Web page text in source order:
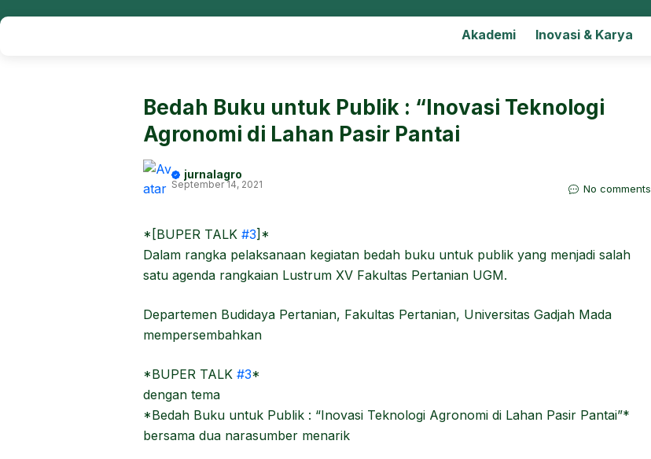
Akademi Inovasi & Karya
Bedah Buku untuk Publik : “Inovasi Teknologi
Agronomi di Lahan Pasir Pantai
jurnalagro
September 14, 2021 No comments
*[BUPER TALK #3]*
Dalam rangka pelaksanaan kegiatan bedah buku untuk publik yang menjadi salah
satu agenda rangkaian Lustrum XV Fakultas Pertanian UGM.
Departemen Budidaya Pertanian, Fakultas Pertanian, Universitas Gadjah Mada
mempersembahkan
*BUPER TALK #3*
dengan tema
*Bedah Buku untuk Publik : “Inovasi Teknologi Agronomi di Lahan Pasir Pantai”*
bersama dua narasumber menarik